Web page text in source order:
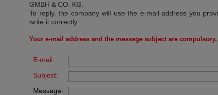
GMBH & CO. KG
To reply, the company will use the e-mail address you
write it correctly.
Your e-mail address and the message subject are compulsory.
E-mail:
Subject:
Message: